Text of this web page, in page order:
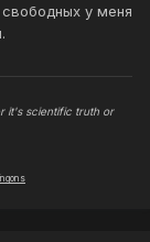
у меня
it's scientific truth or